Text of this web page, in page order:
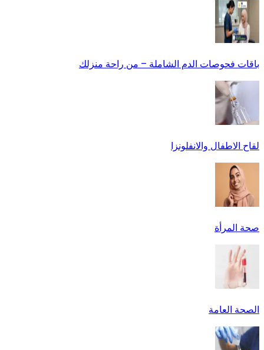
باقات فحوصات الدم الشاملة – من راحة منزلك
لقاح الاطفال والانفلونزا
صحة المرأة
الصحة العامة